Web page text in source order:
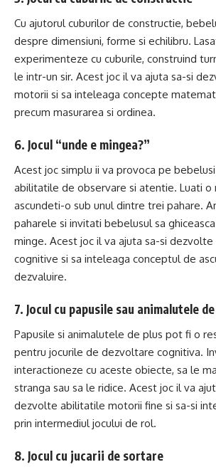
Cu ajutorul cuburilor de constructie,
despre dimensiuni, forme si echilibru.
experimenteze cu cuburile, construind
le intr-un sir. Acest joc il va ajuta sa-si
motorii si sa inteleaga concepte
precum masurarea si ordinea.
6. Jocul “unde e mingea?”
Acest joc simplu ii va provoca pe
abilitatile de observare si atentie. Luati o
ascundeti-o sub unul dintre trei pahare.
paharele si invitati bebelusul sa
minge. Acest joc il va ajuta sa-si
cognitive si sa inteleaga conceptul de
dezvaluire.
7. Jocul cu papusile sau animalutele
Papusile si animalutele de plus pot fi o
pentru jocurile de dezvoltare cognitiva.
interactioneze cu aceste obiecte, sa le
stranga sau sa le ridice. Acest joc il va
dezvolte abilitatile motorii fine si sa-si
prin intermediul jocului de rol.
8. Jocul cu jucarii de sortare